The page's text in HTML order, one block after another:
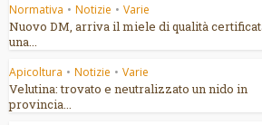
Normativa • Notizie • Varie
Nuovo DM, arriva il miele di qualità
una...
Apicoltura • Notizie • Varie
Velutina: trovato e neutralizzato un nido in
provincia...